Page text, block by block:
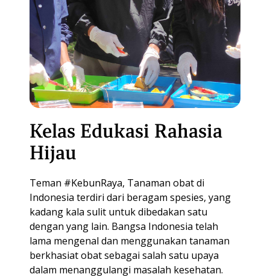
Kelas Edukasi Rahasia
Hijau
Teman #KebunRaya, Tanaman obat di
Indonesia terdiri dari beragam spesies, yang
kadang kala sulit untuk dibedakan satu
dengan yang lain. Bangsa Indonesia telah
lama mengenal dan menggunakan tanaman
berkhasiat obat sebagai salah satu upaya
dalam menanggulangi masalah kesehatan.